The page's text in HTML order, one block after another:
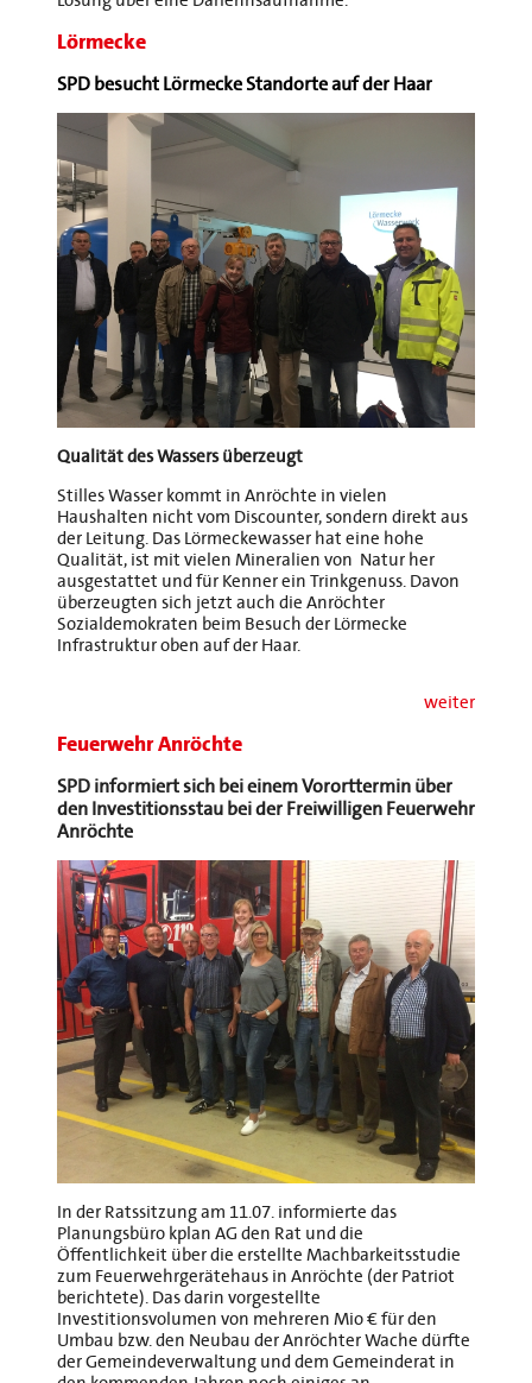
Lörmecke
SPD besucht Lörmecke Standorte auf der Haar
Qualität des Wassers überzeugt
Stilles Wasser kommt in Anröchte in vielen
Haushalten nicht vom Discounter, sondern direkt aus
der Leitung. Das Lörmeckewasser hat eine hohe
Qualität, ist mit vielen Mineralien von Natur her
ausgestattet und für Kenner ein Trinkgenuss. Davon
überzeugten sich jetzt auch die Anröchter
Sozialdemokraten beim Besuch der Lörmecke
Infrastruktur oben auf der Haar.
weiter
Feuerwehr Anröchte
SPD informiert sich bei einem Vororttermin über
den Investitionsstau bei der Freiwilligen Feuerwehr
Anröchte
In der Ratssitzung am 11.07. informierte das
Planungsbüro kplan AG den Rat und die
Öffentlichkeit über die erstellte Machbarkeitsstudie
zum Feuerwehrgerätehaus in Anröchte (der Patriot
berichtete). Das darin vorgestellte
Investitionsvolumen von mehreren Mio € für den
Umbau bzw. den Neubau der Anröchter Wache dürfte
der Gemeindeverwaltung und dem Gemeinderat in